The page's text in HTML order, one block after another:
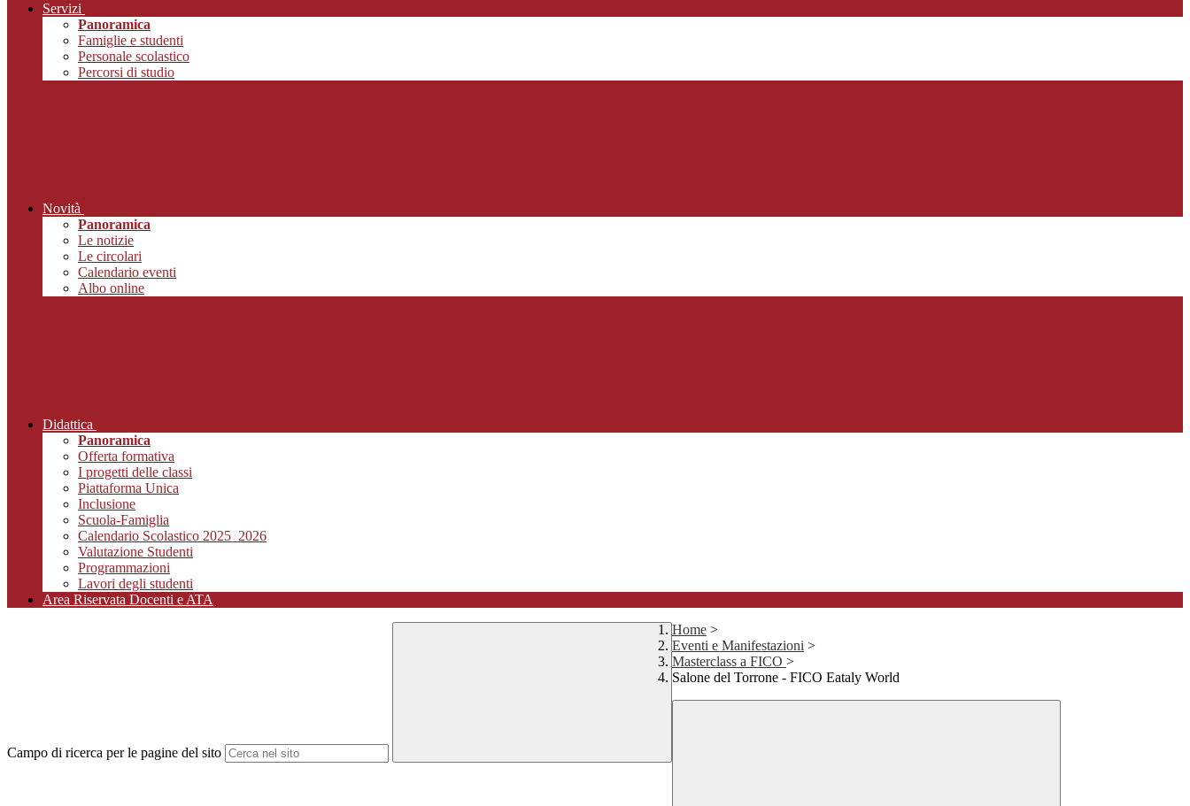
Servizi
Panoramica
Famiglie e studenti
Personale scolastico
Percorsi di studio
Novità
Panoramica
Le notizie
Le circolari
Calendario eventi
Albo online
Didattica
Panoramica
Offerta formativa
I progetti delle classi
Piattaforma Unica
Inclusione
Scuola-Famiglia
Calendario Scolastico 2025_2026
Valutazione Studenti
Programmazioni
Lavori degli studenti
Area Riservata Docenti e ATA
Campo di ricerca per le pagine del sito
Home >
Eventi e Manifestazioni >
Masterclass a FICO >
Salone del Torrone - FICO Eataly World